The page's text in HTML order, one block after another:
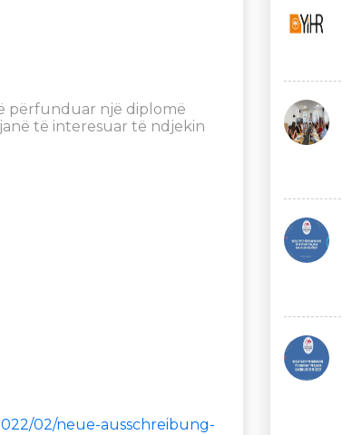
përfunduar një diplomë
të interesuar të ndjekin
02/neue-ausschreibung-